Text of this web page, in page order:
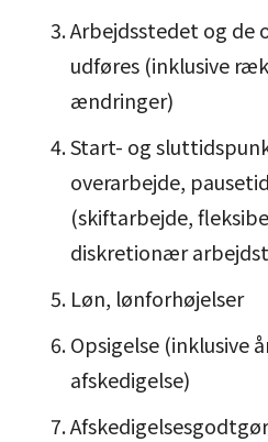
Arbejdsstedet og de
udføres (inklusive
ændringer)
Start- og
overarbejde,
(skiftarbejde,
diskretionær
Løn, lønforhøjelser
Opsigelse (inklusive
afskedigelse)